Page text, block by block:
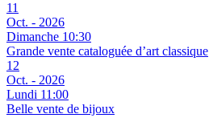
11
Oct. - 2026
Dimanche 10:30
Grande vente cataloguée d’art classique
12
Oct. - 2026
Lundi 11:00
Belle vente de bijoux